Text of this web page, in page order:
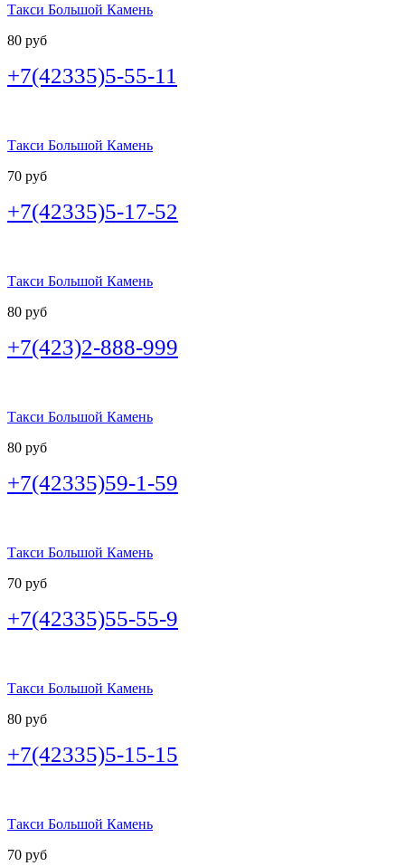
Такси Большой Камень
80 руб
+7(42335)5-55-11
Такси Большой Камень
70 руб
+7(42335)5-17-52
Такси Большой Камень
80 руб
+7(423)2-888-999
Такси Большой Камень
80 руб
+7(42335)59-1-59
Такси Большой Камень
70 руб
+7(42335)55-55-9
Такси Большой Камень
80 руб
+7(42335)5-15-15
Такси Большой Камень
70 руб